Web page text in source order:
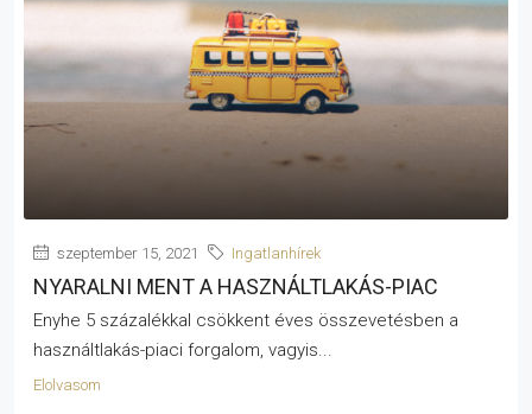
szeptember 15, 2021 Ingatlanhírek
NYARALNI MENT A HASZNÁLTLAKÁS-PIAC
Enyhe 5 százalékkal csökkent éves összevetésben a
használtlakás-piaci forgalom, vagyis...
Elolvasom